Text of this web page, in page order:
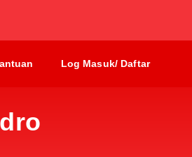
Log Masuk/ Daftar